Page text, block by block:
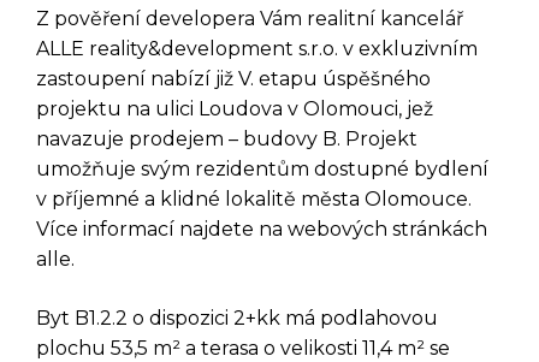
Z pověření developera Vám realitní kancelář
ALLE reality&development s.r.o. v exkluzivním
zastoupení nabízí již V. etapu úspěšného
projektu na ulici Loudova v Olomouci, jež
navazuje prodejem – budovy B. Projekt
umožňuje svým rezidentům dostupné bydlení
v příjemné a klidné lokalitě města Olomouce.
Více informací najdete na webových stránkách
alle.
Byt B1.2.2 o dispozici 2+kk má podlahovou
plochu 53,5 m² a terasa o velikosti 11,4 m² se